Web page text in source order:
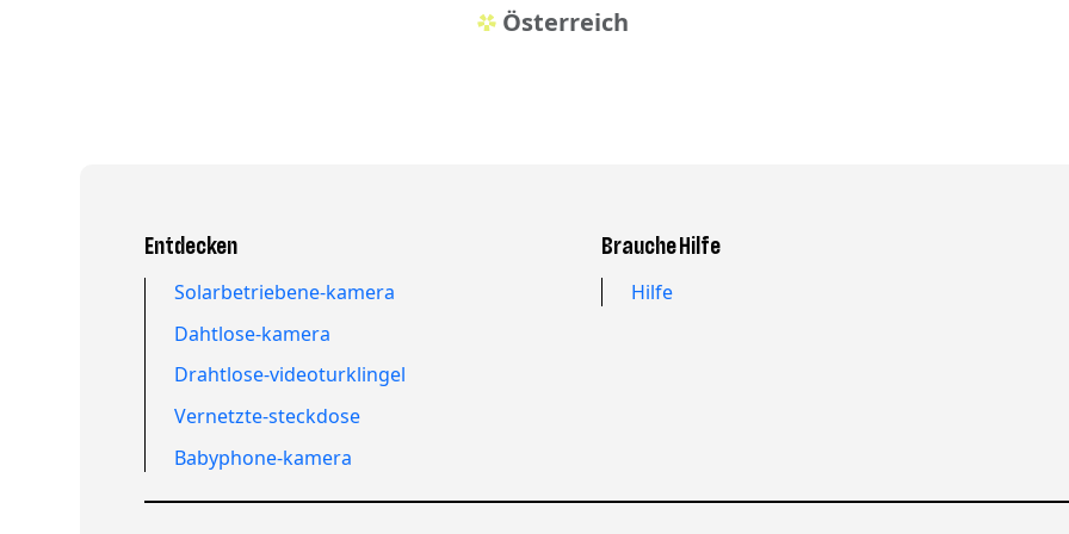
Österreich
Entdecken
Solarbetriebene-kamera
Dahtlose-kamera
Drahtlose-videoturklingel
Vernetzte-steckdose
Babyphone-kamera
Brauche Hilfe
Hilfe